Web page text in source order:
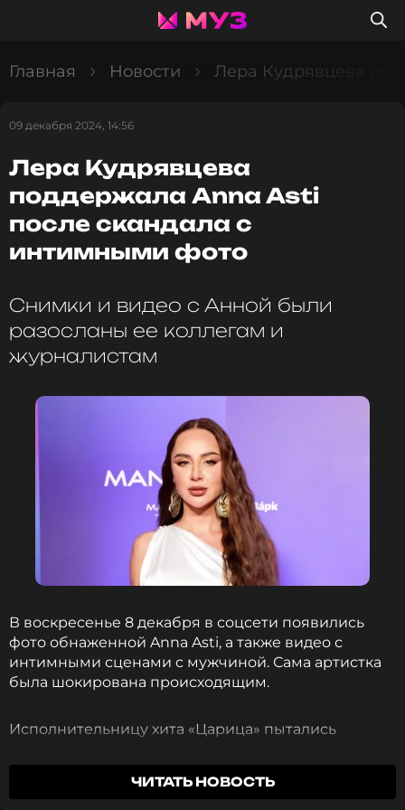
Главная Новости Лера Кудрявцева
09 декабря 2024, 14:56
Лера Кудрявцева
поддержала Anna Asti
после скандала с
интимными фото
Снимки и видео с Анной были
разосланы ее коллегам и
журналистам
В воскресенье 8 декабря в соцсети появились
фото обнаженной Anna Asti, а также видео с
интимными сценами с мужчиной. Сама артистка
была шокирована происходящим.
Исполнительницу хита «Царица» пытались
добившись желаемого, мошенники осуществили
свои угрозы, видимо в назидание другим.
ЧИТАТЬ НОВОСТЬ